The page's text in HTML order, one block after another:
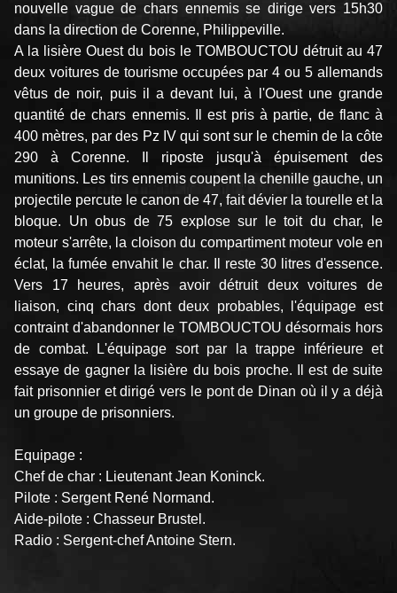
nouvelle vague de chars ennemis se dirige vers 15h30
dans la direction de Corenne, Philippeville.
A la lisière Ouest du bois le TOMBOUCTOU détruit au 47
deux voitures de tourisme occupées par 4 ou 5 allemands
vêtus de noir, puis il a devant lui, à l'Ouest une grande
quantité de chars ennemis. Il est pris à partie, de flanc à
400 mètres, par des Pz IV qui sont sur le chemin de la côte
290 à Corenne. Il riposte jusqu'à épuisement des
munitions. Les tirs ennemis coupent la chenille gauche, un
projectile percute le canon de 47, fait dévier la tourelle et la
bloque. Un obus de 75 explose sur le toit du char, le
moteur s'arrête, la cloison du compartiment moteur vole en
éclat, la fumée envahit le char. Il reste 30 litres d'essence.
Vers 17 heures, après avoir détruit deux voitures de
liaison, cinq chars dont deux probables, l'équipage est
contraint d'abandonner le TOMBOUCTOU désormais hors
de combat. L'équipage sort par la trappe inférieure et
essaye de gagner la lisière du bois proche. Il est de suite
fait prisonnier et dirigé vers le pont de Dinan où il y a déjà
un groupe de prisonniers.
Equipage :
Chef de char : Lieutenant Jean Koninck.
Pilote : Sergent René Normand.
Aide-pilote : Chasseur Brustel.
Radio : Sergent-chef Antoine Stern.